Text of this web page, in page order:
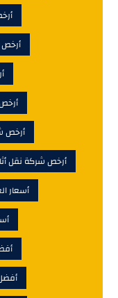
أرخص
أرخص شركة نقل
أسعار